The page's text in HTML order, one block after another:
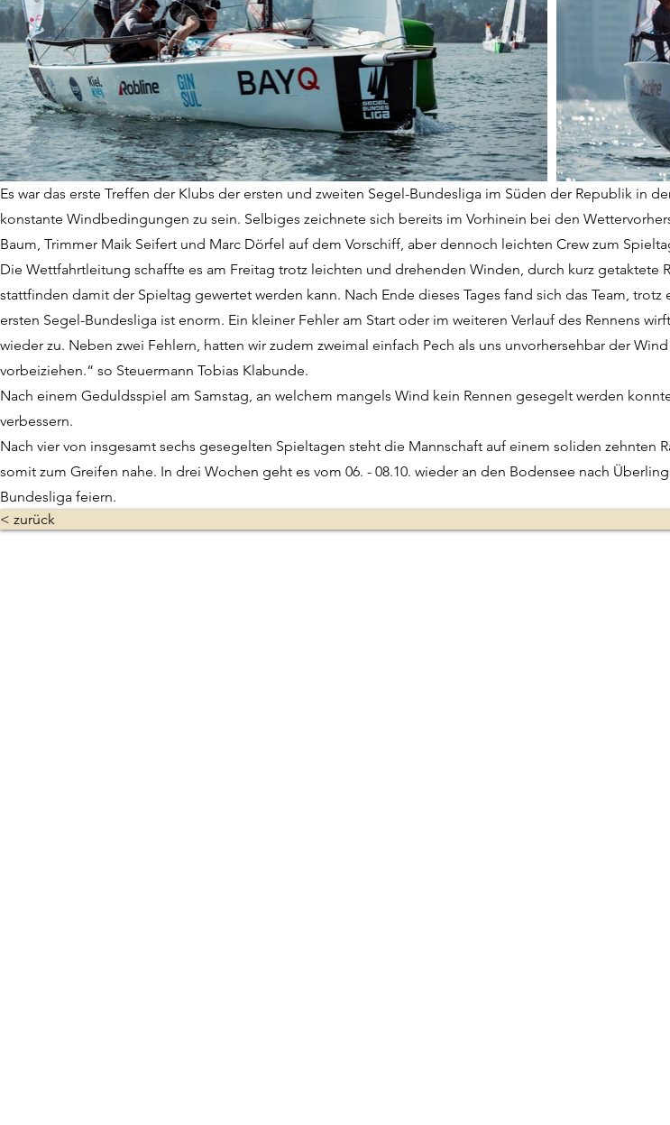
Es war das erste Treffen der Klubs der ersten und zweiten Segel-Bundesliga im Süden der Republik in
konstante Windbedingungen zu sein. Selbiges zeichnete sich bereits im Vorhinein bei den
Baum, Trimmer Maik Seifert und Marc Dörfel auf dem Vorschiff, aber dennoch leichten Crew zum
Die Wettfahrtleitung schaffte es am Freitag trotz leichten und drehenden Winden, durch kurz getaktete
stattfinden damit der Spieltag gewertet werden kann. Nach Ende dieses Tages fand sich das Team,
ersten Segel-Bundesliga ist enorm. Ein kleiner Fehler am Start oder im weiteren Verlauf des Rennens
wieder zu. Neben zwei Fehlern, hatten wir zudem zweimal einfach Pech als uns unvorhersehbar der
vorbeiziehen.“ so Steuermann Tobias Klabunde.
Nach einem Geduldsspiel am Samstag, an welchem mangels Wind kein Rennen gesegelt werden
verbessern.
Nach vier von insgesamt sechs gesegelten Spieltagen steht die Mannschaft auf einem soliden zehnten
somit zum Greifen nahe. In drei Wochen geht es vom 06. - 08.10. wieder an den Bodensee nach
Bundesliga feiern.
< zurück